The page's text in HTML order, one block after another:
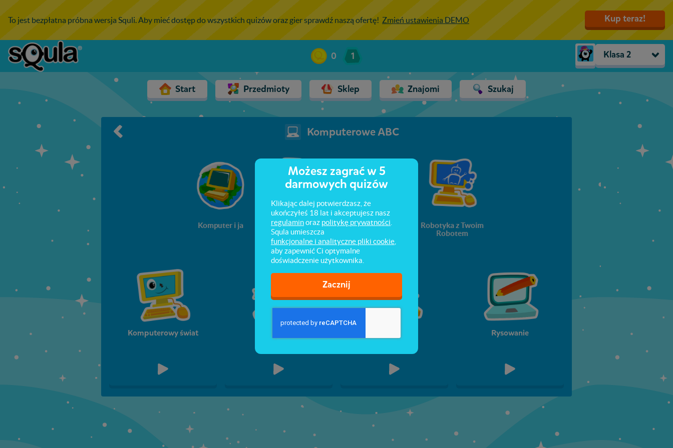
To jest bezpłatna próbna wersja Squli. Aby mieć dostęp do wszystkich quizów oraz gier sprawdź naszą ofertę! Zmień ustawienia DEMO Kup teraz!
0 1 Klasa 2
Przedszkole
Zerówka
Klasa 2
Klasa 3
Start Przedmioty Sklep Znajomi Szukaj
Komputerowe ABC
Komputer i ja
Wstęp do
programowania
W sieci
Robotyka z Twoim
Robotem
Komputerowy świat Rysowanie
Możesz zagrać w 5
darmowych quizów
Klikając dalej potwierdzasz, że
ukończyłeś 18 lat i akceptujesz nasz
regulaminoraz politykę prywatności
Squla umieszcza
funkcjonalne i analityczne pliki cookie
aby zapewnić Ci optymalne
doświadczenie użytkownika.
Zacznij